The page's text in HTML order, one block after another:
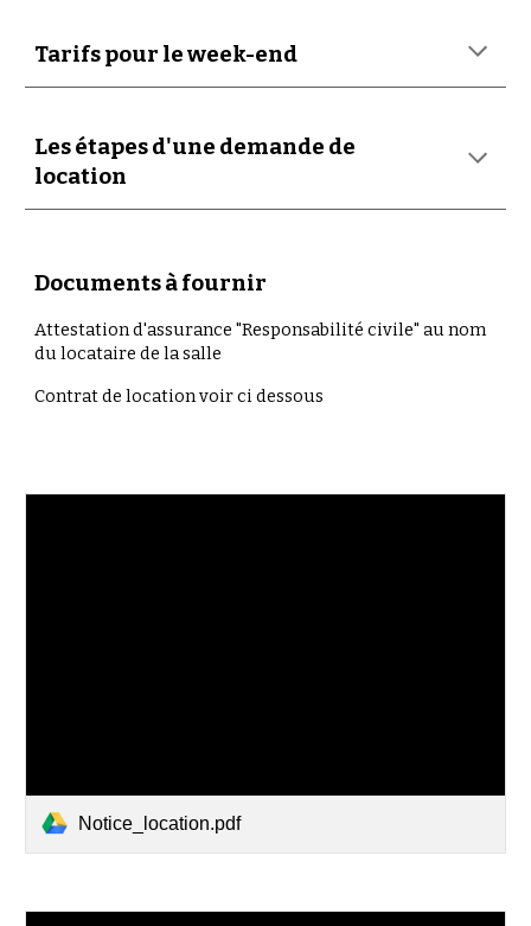
Tarifspour le week-end
Les étapes d'une demande de
location
Documents à fournir
Attestation d'assurance "Responsabilité civile" au nom
du locataire de la salle
Contrat de location voir ci dessous
Notice_location.pdf